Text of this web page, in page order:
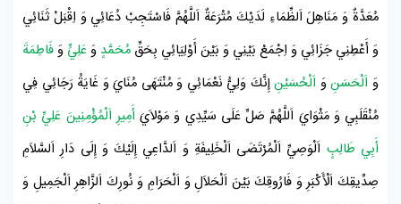
مُعَدَّةٌ وَ مَنَاهِلَ اَلظِّمَاءِ لَدَيْكَ مُتْرَعَةٌ اَللَّهُمَّ فَاسْتَجِبْ دُعَائِي وَ اِقْبَلْ ثَنَائِي
وَ أَعْطِنِي جَزَائِي وَ اِجْمَعْ بَيْنِي وَ بَيْنَ أَوْلِيَائِي بِحَقِّ مُحَمَّدٍ وَعَلِيٍّ وَفَاطِمَةَ
وَ اَلْحَسَنِوَ اَلْحُسَيْنِإِنَّكَ وَلِيُّ نَعْمَائِي وَ مُنْتَهَى مُنَايَ وَ غَايَةُ رَجَائِي فِي
مُنْقَلَبِي وَ مَثْوَايَ اَللَّهُمَّ صَلِّ عَلَى سَيِّدِي وَ مَوْلاَيَأَمِيرِ اَلْمُؤْمِنِينَ عَلِيِّ بْنِ
أَبِي طَالِبٍ اَلْوَصِيِّ اَلْمُرْتَضَى اَلْخَلِيفَةِ وَ اَلدَّاعِي إِلَيْكَ وَ إِلَى دَارِ اَلسَّلاَمِ
صِدِّيقِكَ اَلْأَكْبَرِ وَ فَارُوقِكَ بَيْنَ اَلْحَلاَلِ وَ اَلْحَرَامِ وَ نُورِكَ اَلزَّاهِرِ اَلْجَمِيلِ وَ